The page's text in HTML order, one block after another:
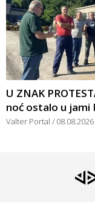
U ZNAK
noć ostalo u jami
Valter Portal 08.08.2026